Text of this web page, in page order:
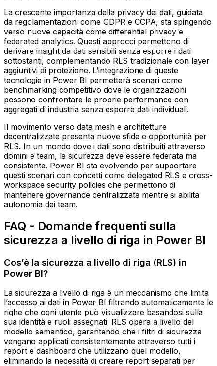
La crescente importanza della privacy dei dati, guidata
da regolamentazioni come GDPR e CCPA, sta spingendo
verso nuove capacità come differential privacy e
federated analytics. Questi approcci permettono di
derivare insight da dati sensibili senza esporre i dati
sottostanti, complementando RLS tradizionale con layer
aggiuntivi di protezione. L’integrazione di queste
tecnologie in Power BI permetterà scenari come
benchmarking competitivo dove le organizzazioni
possono confrontare le proprie performance con
aggregati di industria senza esporre dati individuali.
Il movimento verso data mesh e architetture
decentralizzate presenta nuove sfide e opportunità per
RLS. In un mondo dove i dati sono distribuiti attraverso
domini e team, la sicurezza deve essere federata ma
consistente. Power BI sta evolvendo per supportare
questi scenari con concetti come delegated RLS e cross-
workspace security policies che permettono di
mantenere governance centralizzata mentre si abilita
autonomia dei team.
FAQ - Domande frequenti sulla
sicurezza a livello di riga in Power BI
Cos’è la sicurezza a livello di riga (RLS) in
Power BI?
La sicurezza a livello di riga è un meccanismo che limita
l’accesso ai dati in Power BI filtrando automaticamente le
righe che ogni utente può visualizzare basandosi sulla
sua identità e ruoli assegnati. RLS opera a livello del
modello semantico, garantendo che i filtri di sicurezza
vengano applicati consistentemente attraverso tutti i
report e dashboard che utilizzano quel modello,
eliminando la necessità di creare report separati per